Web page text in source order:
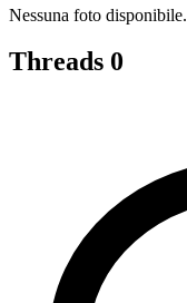
Nessuna foto disponibile.
Threads 0